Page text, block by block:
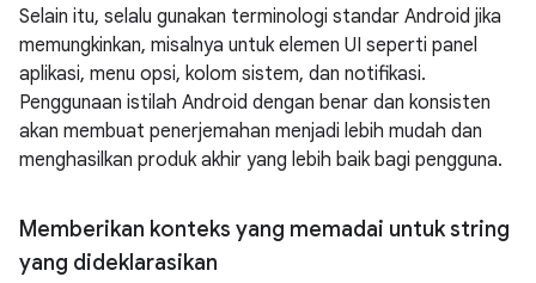
Selain itu, selalu gunakan terminologi standar Android jika
memungkinkan, misalnya untuk elemen UI seperti panel
aplikasi, menu opsi, kolom sistem, dan notifikasi.
Penggunaan istilah Android dengan benar dan konsisten
akan membuat penerjemahan menjadi lebih mudah dan
menghasilkan produk akhir yang lebih baik bagi pengguna.
Memberikan konteks yang memadai untuk string
yang dideklarasikan